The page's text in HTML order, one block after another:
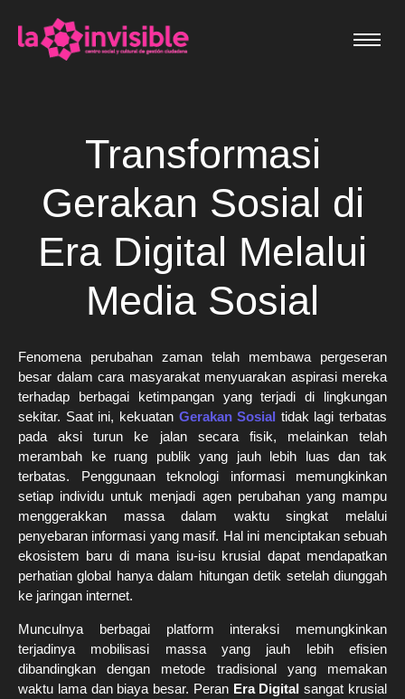
Transformasi
Gerakan Sosial di
Era Digital Melalui
Media Sosial
Fenomena perubahan zaman telah membawa pergeseran
besar dalam cara masyarakat menyuarakan aspirasi mereka
terhadap berbagai ketimpangan yang terjadi di lingkungan
sekitar. Saat ini, kekuatan Gerakan Sosial tidak lagi terbatas
pada aksi turun ke jalan secara fisik, melainkan telah
merambah ke ruang publik yang jauh lebih luas dan tak
terbatas. Penggunaan teknologi informasi memungkinkan
setiap individu untuk menjadi agen perubahan yang mampu
menggerakkan massa dalam waktu singkat melalui
penyebaran informasi yang masif. Hal ini menciptakan sebuah
ekosistem baru di mana isu-isu krusial dapat mendapatkan
perhatian global hanya dalam hitungan detik setelah diunggah
ke jaringan internet.
Munculnya berbagai platform interaksi memungkinkan
terjadinya mobilisasi massa yang jauh lebih efisien
dibandingkan dengan metode tradisional yang memakan
waktu lama dan biaya besar. Peran Era Digital sangat krusial